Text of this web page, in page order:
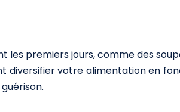
premiers jours, comme des
diversifier votre alimentation en